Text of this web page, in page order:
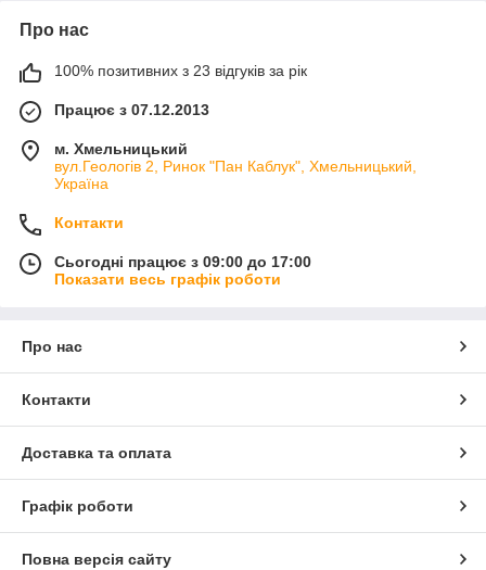
Про нас
100% позитивних з 23 відгуків за рік
Працює з 07.12.2013
м. Хмельницький
вул.Геологів 2, Ринок "Пан Каблук", Хмельницький,
Україна
Контакти
Сьогодні працює з 09:00 до 17:00
Показати весь графік роботи
Про нас
Контакти
Доставка та оплата
Графік роботи
Повна версія сайту